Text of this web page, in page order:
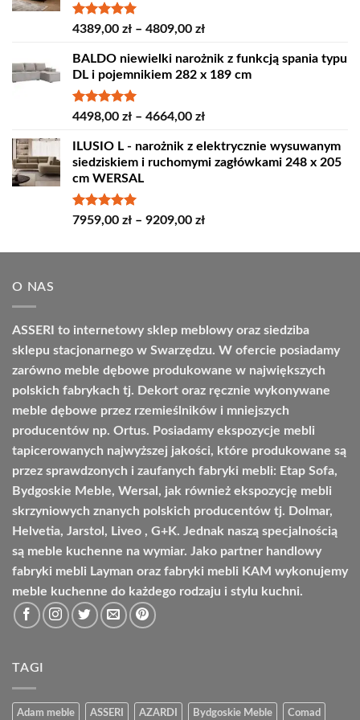
Oceniono
4389,00 zł – 4809,00 złZakres
od
4389,00 zł
4809,00 zł
BALDO niewielki narożnik z funkcją spania typu
DL i pojemnikiem 282 x 189 cm
Oceniono
4498,00 zł – 4664,00 złZakres
od
4498,00 zł
ILUSIO L - narożnik z elektrycznie wysuwanym
siedziskiem i ruchomymi zagłówkami 248 x 205
cm WERSAL
Oceniono
7959,00 zł – 9209,00 złZakres
od
O NAS
ASSERI to internetowy sklep meblowy oraz siedziba
sklepu stacjonarnego w Swarzędzu. W ofercie posiadamy
zarówno meble dębowe produkowane w największych
polskich fabrykach tj. Dekort oraz ręcznie wykonywane
meble dębowe przez rzemieślników i mniejszych
producentów np. Ortus. Posiadamy ekspozycje mebli
tapicerowanych najwyższej jakości, które produkowane są
przez sprawdzonych i zaufanych fabryki mebli: Etap Sofa,
Bydgoskie Meble, Wersal, jak również ekspozycję mebli
skrzyniowych znanych polskich producentów tj. Dolmar,
Helvetia, Jarstol, Liveo , G+K. Jednak naszą specjalnością
są meble kuchenne na wymiar. Jako partner handlowy
fabryki mebli Layman oraz fabryki mebli KAM wykonujemy
meble kuchenne do każdego rodzaju i stylu kuchni.
TAGI
Adam meble ASSERI AZARDI Bydgoskie Meble Comad